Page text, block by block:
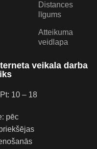
Distances
līgums
Atteikuma
veidlapa
veikala darba
10 – 18
pēc